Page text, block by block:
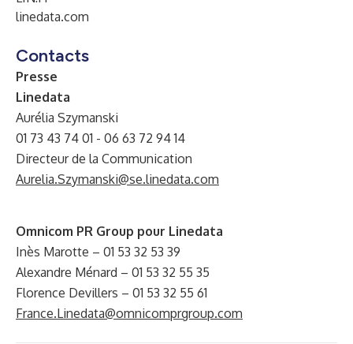
linedata.com
Contacts
Presse
Linedata
Aurélia Szymanski
01 73 43 74 01 - 06 63 72 94 14
Directeur de la Communication
Aurelia.Szymanski@se.linedata.com
Omnicom PR Group pour Linedata
Inès Marotte – 01 53 32 53 39
Alexandre Ménard – 01 53 32 55 35
Florence Devillers – 01 53 32 55 61
France.Linedata@omnicomprgroup.com